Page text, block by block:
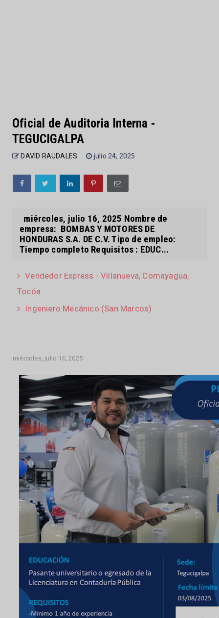
Oficial de Auditoria Interna -
TEGUCIGALPA
DAVID RAUDALES julio 24, 2025
miércoles, julio 16, 2025 Nombre de
empresa: BOMBAS Y MOTORES DE
HONDURAS S.A. DE C.V. Tipo de empleo:
Tiempo completo Requisitos : EDUC...
Vendedor Express - Villanueva, Comayagua,
Tocóa
Ingeniero Mecánico (San Marcos)
miércoles, julio 16, 2025